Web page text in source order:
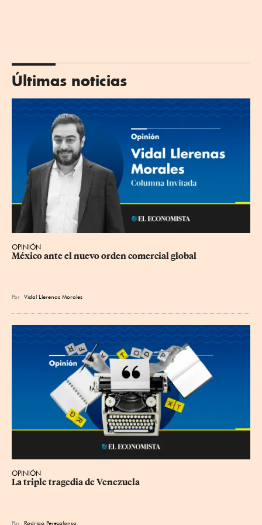
Últimas noticias
OPINIÓN
México ante el nuevo orden comercial global
Por Vidal Llerenas Morales
OPINIÓN
La triple tragedia de Venezuela
Por Rodrigo Perezalonso